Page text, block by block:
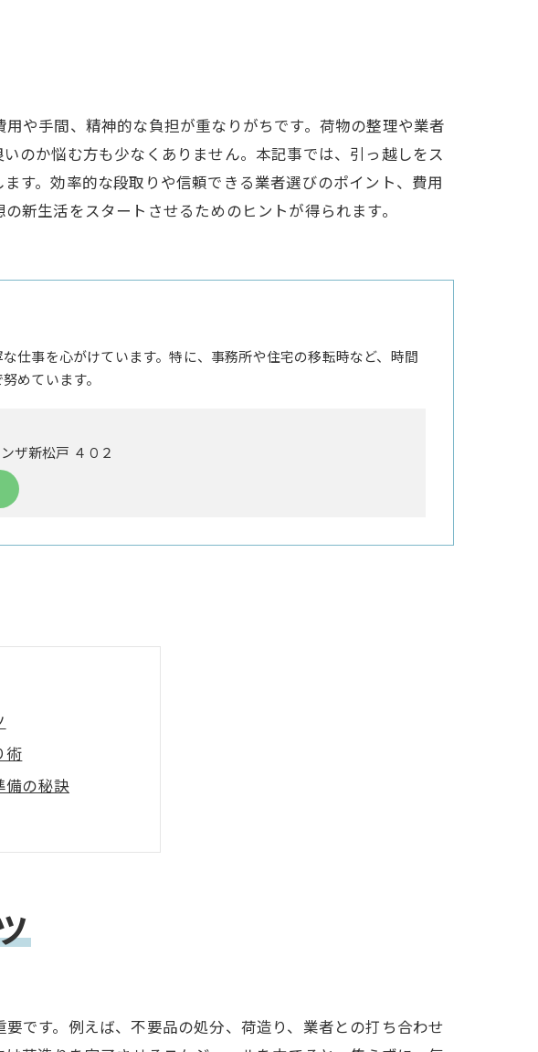
や手間、精神的な負担が重なりがちです。荷物の整理や業者
のか悩む方も少なくありません。本記事では、引っ越しをス
す。効率的な段取りや信頼できる業者選びのポイント、費用
新生活をスタートさせるためのヒントが得られます。
仕事を心がけています。特に、事務所や住宅の移転時など、時間
めています。
ザ新松戸 ４０２
術
備の秘訣
管理法
イント
を解説
意
学ぶ注意点
です。例えば、不要品の処分、荷造り、業者との打ち合わせ